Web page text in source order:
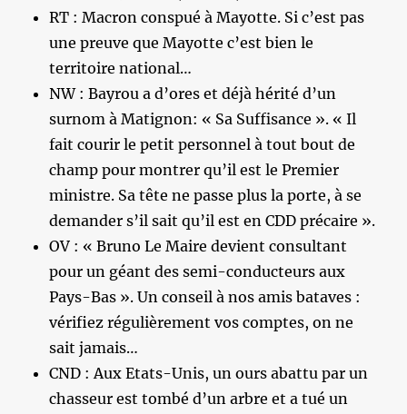
RT : Macron conspué à Mayotte. Si c’est pas
une preuve que Mayotte c’est bien le
territoire national…
NW : Bayrou a d’ores et déjà hérité d’un
surnom à Matignon: « Sa Suffisance ». « Il
fait courir le petit personnel à tout bout de
champ pour montrer qu’il est le Premier
ministre. Sa tête ne passe plus la porte, à se
demander s’il sait qu’il est en CDD précaire ».
OV : « Bruno Le Maire devient consultant
pour un géant des semi-conducteurs aux
Pays-Bas ». Un conseil à nos amis bataves :
vérifiez régulièrement vos comptes, on ne
sait jamais…
CND : Aux Etats-Unis, un ours abattu par un
chasseur est tombé d’un arbre et a tué un